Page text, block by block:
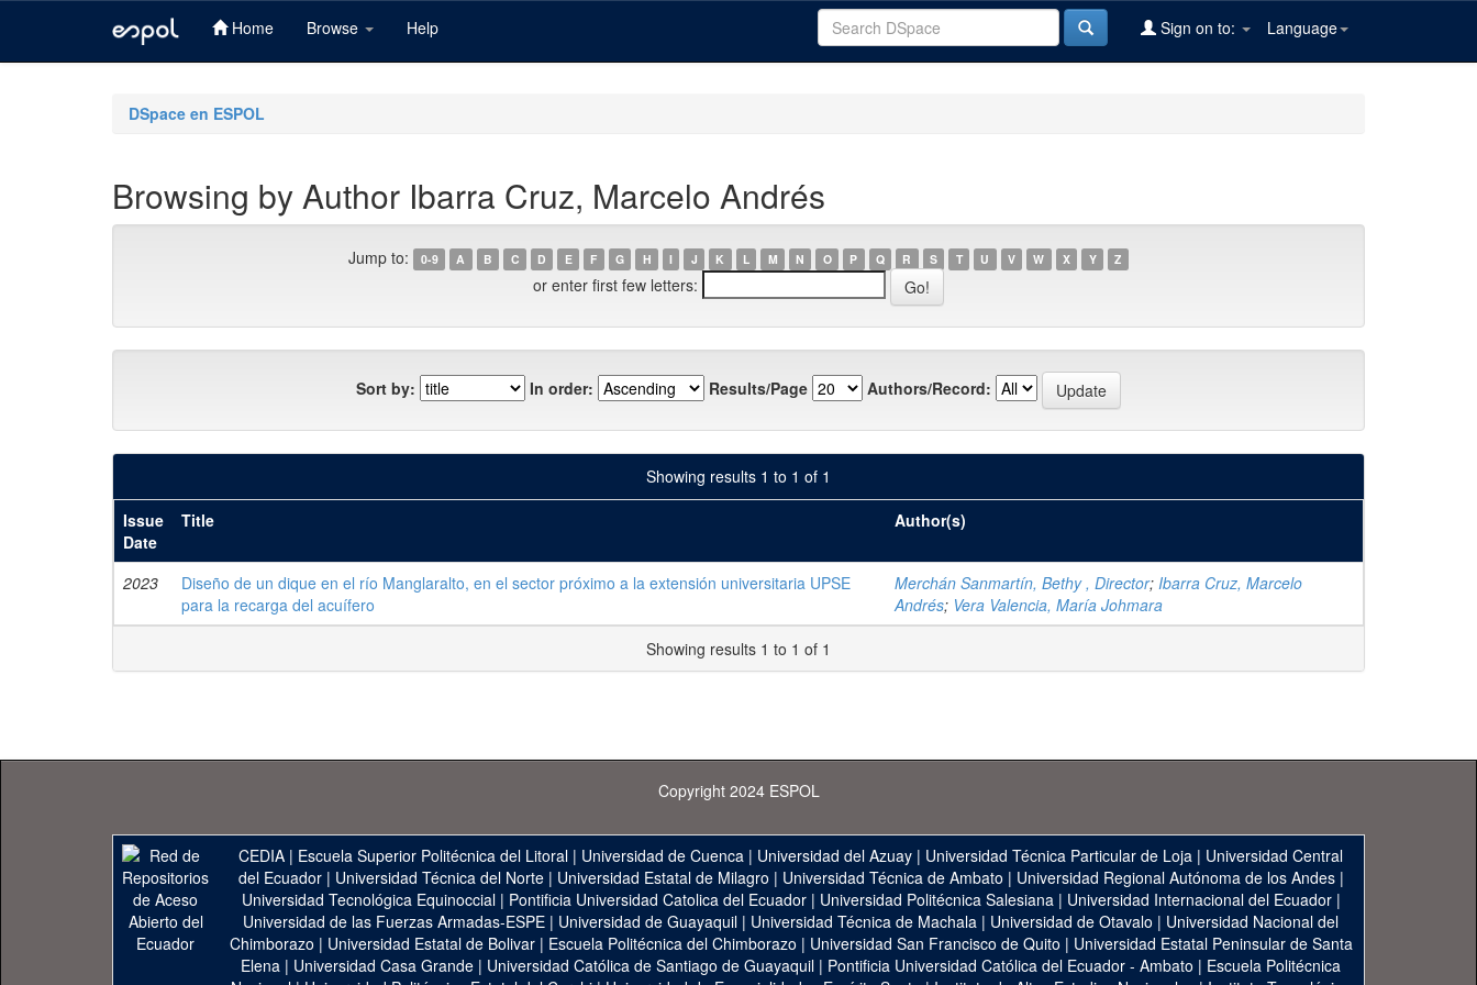
Home Browse Help Language
Sign on to:
DSpace en ESPOL
Browsing by Author Ibarra Cruz, Marcelo Andrés
Jump to: 0-9 A B C D E F G H I J K L M N O P Q R S T U V W X Y Z
or enter first few letters:
Sort by: In order: Results/Page Authors/Record:
Showing results 1 to 1 of 1
Issue
Date
Title Author(s)
2023
Diseño de un dique en el río Manglaralto, en el sector próximo a la extensión universitaria UPSE
para la recarga del acuífero
Merchán Sanmartín, Bethy , Director; Ibarra Cruz, Marcelo
Andrés; Vera Valencia, María Johmara
Showing results 1 to 1 of 1
Copyright 2024 ESPOL
CEDIA | Escuela Superior Politécnica del Litoral | Universidad de Cuenca | Universidad del Azuay | Universidad Técnica Particular de Loja | Universidad Central
del Ecuador| Universidad Técnica del Norte| Universidad Estatal de Milagro | Universidad Técnica de Ambato | Universidad Regional Autónoma de los Andes|
Universidad Tecnológica Equinoccial| Pontificia Universidad Catolica del Ecuador| Universidad Politécnica Salesiana| Universidad Internacional del Ecuador|
Universidad de las Fuerzas Armadas-ESPE | Universidad de Guayaquil | Universidad Técnica de Machala | Universidad de Otavalo | Universidad Nacional del
Chimborazo | Universidad Estatal de Bolivar| Escuela Politécnica del Chimborazo | Universidad San Francisco de Quito | Universidad Estatal Peninsular de Santa
Elena | Universidad Casa Grande | Universidad Católica de Santiago de Guayaquil | Pontificia Universidad Católica del Ecuador - Ambato | Escuela Politécnica